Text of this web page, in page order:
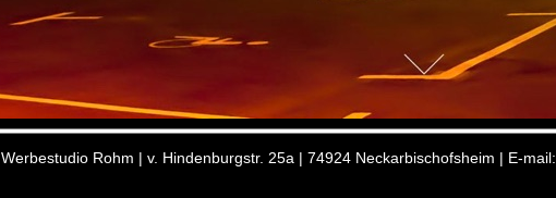
Werbestudio Rohm | v. Hindenburgstr. 25a | 74924 Neckarbischofsheim | E-mail: